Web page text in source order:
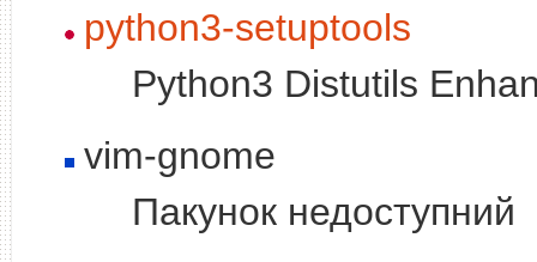
python3-setuptools
Python3 Distutils
vim-gnome
Пакунок недоступний